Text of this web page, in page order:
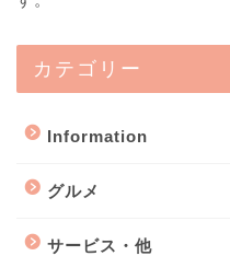
カテゴリー
Information
グルメ
サービス・他